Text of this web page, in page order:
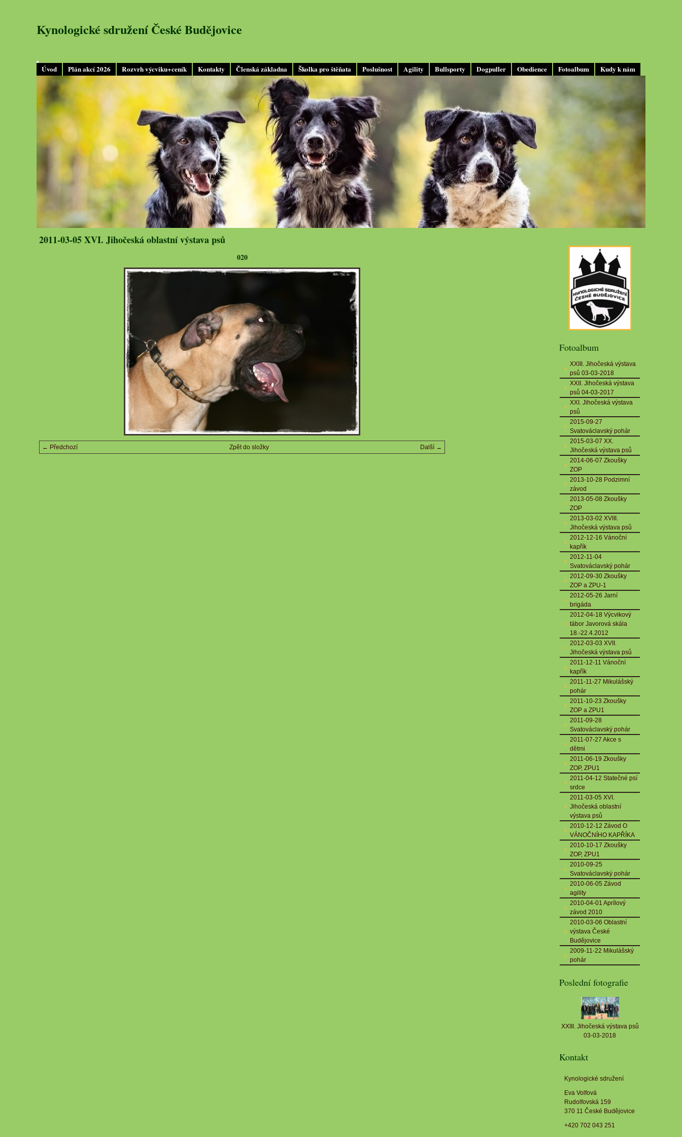
Úvod Plán akcí 2026 Rozvrh výcviku+ceník Kontakty Členská základna Školka pro štěňata Poslušnost Agility Bullsporty Dogpuller Obedience Fotoalbum Kudy k nám
Kynologické sdružení České Budějovice
2011-03-05 XVI. Jihočeská oblastní výstava psů
020
← Předchozí Další →
Zpět do složky
Fotoalbum
XXIII. Jihočeská výstava
psů 03-03-2018
XXII. Jihočeská výstava
psů 04-03-2017
XXI. Jihočeská výstava
psů
2015-09-27
Svatováclavský pohár
2015-03-07 XX.
Jihočeská výstava psů
2014-06-07 Zkoušky
ZOP
2013-10-28 Podzimní
závod
2013-05-08 Zkoušky
ZOP
2013-03-02 XVIII.
Jihočeská výstava psů
2012-12-16 Vánoční
kapřík
2012-11-04
Svatováclavský pohár
2012-09-30 Zkoušky
ZOP a ZPU-1
2012-05-26 Jarní
brigáda
2012-04-18 Výcvikový
tábor Javorová skála
18.-22.4.2012
2012-03-03 XVII.
Jihočeská výstava psů
2011-12-11 Vánoční
kapřík
2011-11-27 Mikulášský
pohár
2011-10-23 Zkoušky
ZOP a ZPU1
2011-09-28
Svatováclavský pohár
2011-07-27 Akce s
dětmi
2011-06-19 Zkoušky
ZOP, ZPU1
2011-04-12 Statečné psí
srdce
2011-03-05 XVI.
Jihočeská oblastní
výstava psů
2010-12-12 Závod O
VÁNOČNÍHO KAPŘÍKA
2010-10-17 Zkoušky
ZOP, ZPU1
2010-09-25
Svatováclavský pohár
2010-06-05 Závod
agility
2010-04-01 Aprílový
závod 2010
2010-03-06 Oblastní
výstava České
Budějovice
2009-11-22 Mikulášský
pohár
Poslední fotografie
XXIII. Jihočeská výstava psů
03-03-2018
Kontakt
Kynologické sdružení
Eva Volfová
Rudolfovská 159
370 11 České Budějovice
+420 702 043 251